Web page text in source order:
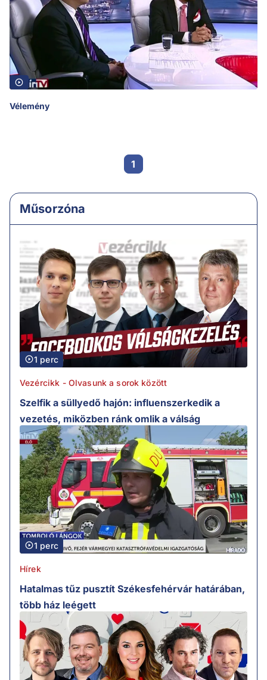
Vélemény
1
Műsorzóna
1 perc
Vezércikk - Olvasunk a sorok között
Szelfik a süllyedő hajón: influenszerkedik a
vezetés, miközben ránk omlik a válság
1 perc
Hírek
Hatalmas tűz pusztít Székesfehérvár határában,
több ház leégett